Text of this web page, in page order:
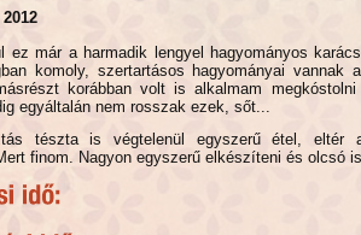
ez már a harmadik lengyel hagyományos
komoly, szertartásos hagyományai vannak
korábban volt is alkalmam
egyáltalán nem rosszak ezek, sőt...
tészta is végtelenül egyszerű étel, eltér
finom. Nagyon egyszerű elkészíteni és olcsó